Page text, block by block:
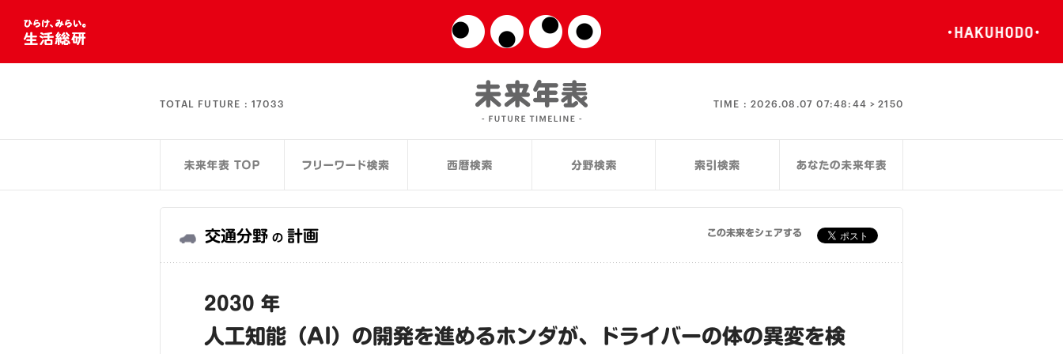
TOTAL FUTURE : 17033 TIME :2026.08.07 07:48:44 > 2150
交通分野 の 計画 この未来をシェアする
2030 年
人工知能（AI）の開発を進めるホンダが、ドライバーの体の異変を検